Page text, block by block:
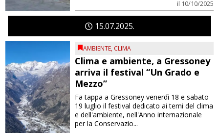
il 10/10/2025
1507 2025
AMBIENTE, CLIMA
Clima e ambiente, a Gressoney
arriva il festival “Un Grado e
Mezzo”
Fa tappa a Gressoney venerdì 18 e sabato
19 luglio il festival dedicato ai temi del clima
e dell'ambiente, nell'Anno internazionale
per la Conservazio...